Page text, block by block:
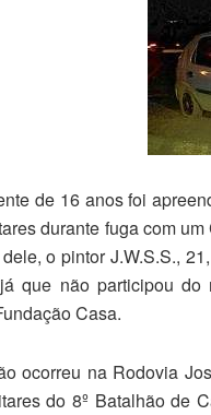
de 16 anos foi
durante fuga com
o pintor J.W.S.S.,
que não participou
Casa.
ocorreu na Rodovia
do 8º Batalhão de